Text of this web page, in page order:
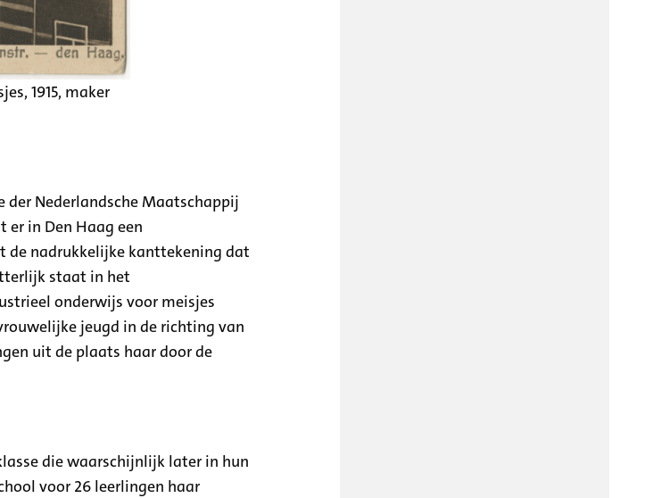
1915, maker
der Nederlandsche Maatschappij
in Den Haag een
de nadrukkelijke kanttekening dat
staat in het
onderwijs voor meisjes
jeugd in de richting van
uit de plaats haar door de
die waarschijnlijk later in hun
voor 26 leerlingen haar